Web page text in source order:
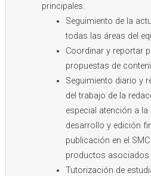
principales:
Seguimiento de la
todas las áreas del
Coordinar y reportar
propuestas de
Seguimiento diario y
del trabajo de la
especial atención a
desarrollo y edición
publicación en el
productos asociados
Tutorización de